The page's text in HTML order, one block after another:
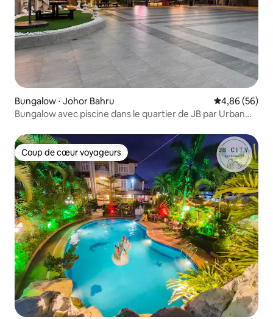
Bungalow ⋅ Johor Bahru Évaluation
4,86 (56)
Bungalow avec piscine dans le quartier de JB par Urban
Coup de cœur voyageurs
Coup de cœur voyageurs